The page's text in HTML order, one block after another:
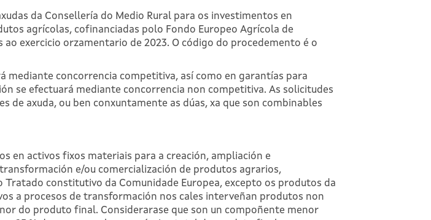
da Consellería do Medio Rural para os investimentos en
agrícolas, cofinanciadas polo Fondo Europeo Agrícola de
exercicio orzamentario de 2023. O código do procedemento é o
mediante concorrencia competitiva, así como en garantías para
se efectuará mediante concorrencia non competitiva. As solicitudes
de axuda, ou ben conxuntamente as dúas, xa que son combinables
en activos fixos materiais para a creación, ampliación e
e/ou comercialización de produtos agrarios,
constitutivo da Comunidade Europea, excepto os produtos da
a procesos de transformación nos cales interveñan produtos non
do produto final. Considerarase que son un compoñente menor